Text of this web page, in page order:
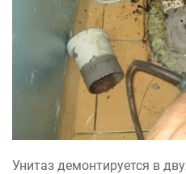
Унитаз демонтируется в